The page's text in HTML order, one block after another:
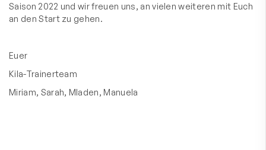
Saison 2022 und wir freuen uns, an vielen weiteren mit Euch
an den Start zu gehen.
Euer
Kila-Trainerteam
Miriam, Sarah, Mladen, Manuela